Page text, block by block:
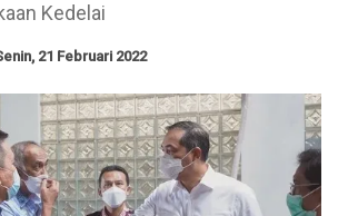
Kedelai
21 Februari 2022